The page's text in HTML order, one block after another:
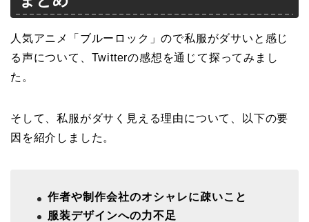
人気アニメ「ブルーロック」ので私服がダサいと感じ
る声について、Twitterの感想を通じて探ってみまし
た。
そして、私服がダサく見える理由について、以下の要
因を紹介しました。
作者や制作会社のオシャレに疎いこと
服装デザインへの力不足